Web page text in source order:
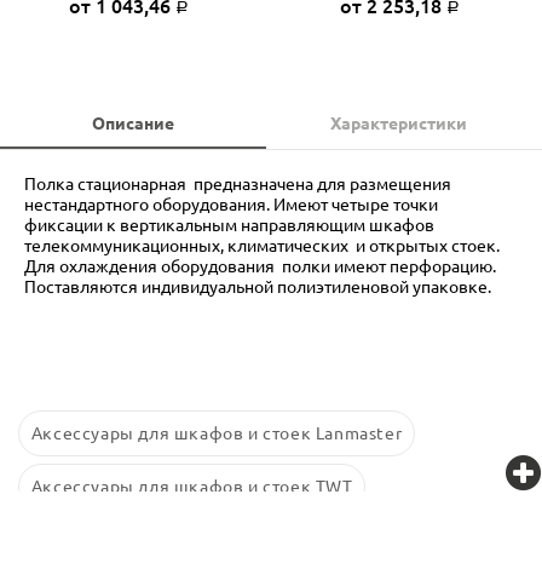
от 1 043,46 Р от 2 253,18 Р
Описание Характеристики
Полка стационарная предназначена для размещения
нестандартного оборудования. Имеют четыре точки
фиксации к вертикальным направляющим шкафов
телекоммуникационных, климатических и открытых стоек.
Для охлаждения оборудования полки имеют перфорацию.
Поставляются индивидуальной полиэтиленовой упаковке.
Аксессуары для шкафов и стоек Lanmaster
Аксессуары для шкафов и стоек TWT